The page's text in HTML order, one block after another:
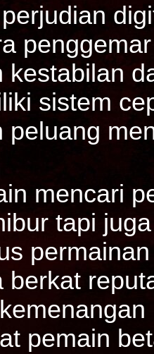
kestabilan
sistem
peluang
mencari
tapi
berkat
pemain